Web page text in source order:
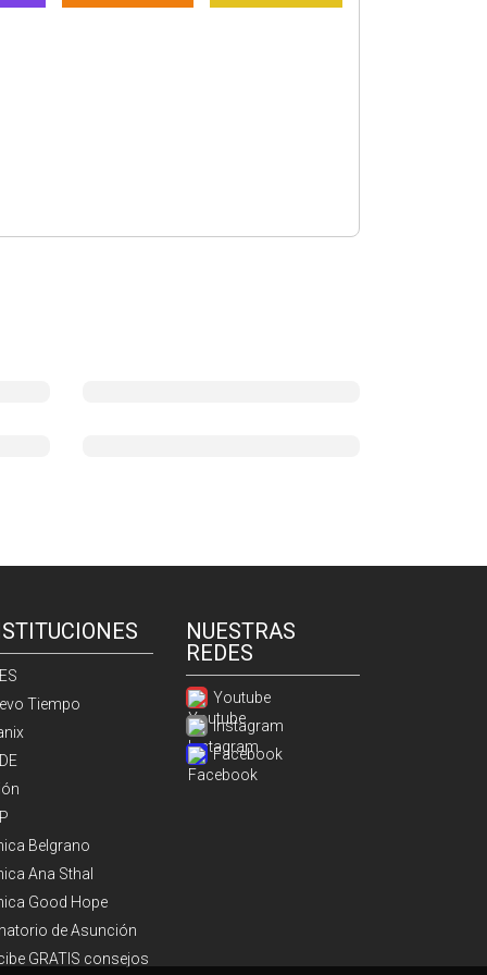
Tiempo
Belgrano
Ana Sthal
Good Hope
de Asunción
GRATIS consejos
NUESTRAS
REDES
Youtube
Instagram
Facebook